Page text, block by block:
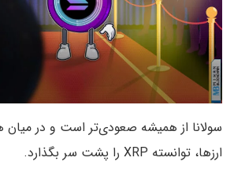
سولانا از همیشه صعودی‌تر است و در میان
ارزها، توانسته XRP را پشت سر بگذارد.